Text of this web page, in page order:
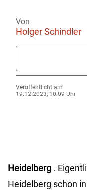
Von
Holger Schindler
Veröffentlicht am
19.12.2023, 10:09 Uhr
Heidelberg .
Heidelberg schon